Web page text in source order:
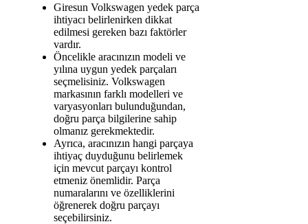
Giresun Volkswagen yedek parça
ihtiyacı belirlenirken dikkat
edilmesi gereken bazı faktörler
vardır.
Öncelikle aracınızın modeli ve
yılına uygun yedek parçaları
seçmelisiniz. Volkswagen
markasının farklı modelleri ve
varyasyonları bulunduğundan,
doğru parça bilgilerine sahip
olmanız gerekmektedir.
Ayrıca, aracınızın hangi parçaya
ihtiyaç duyduğunu belirlemek
için mevcut parçayı kontrol
etmeniz önemlidir. Parça
numaralarını ve özelliklerini
öğrenerek doğru parçayı
seçebilirsiniz.